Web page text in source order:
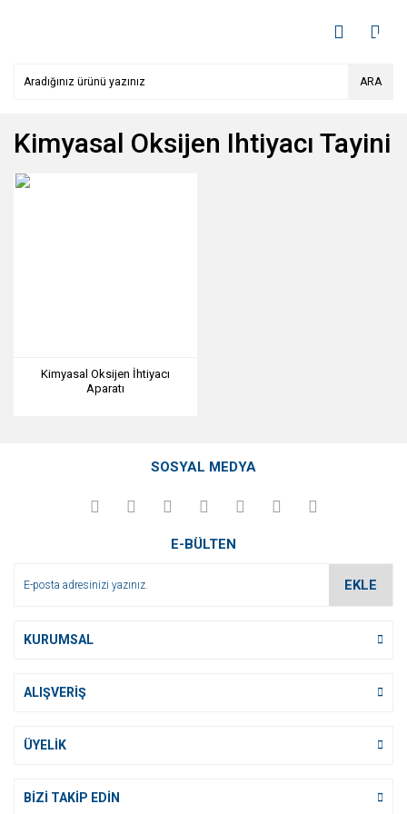
ARA
Kimyasal Oksijen Ihtiyacı Tayini
Kimyasal Oksijen İhtiyacı
Aparatı
SOSYAL MEDYA
E-BÜLTEN
EKLE
KURUMSAL
ALIŞVERİŞ
ÜYELİK
BİZİ TAKİP EDİN